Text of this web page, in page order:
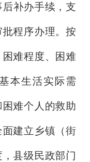
补办手续，支
程序办理。按
难程度、困难
本生活实际需
难个人的救助
建立乡镇（街
县级民政部门